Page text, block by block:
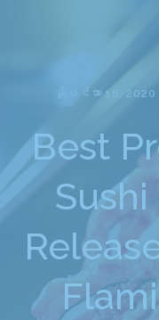
နိုဝင်ဘာ 16, 2020
Best